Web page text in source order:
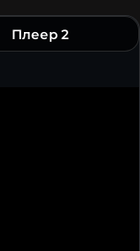
Плеер 2